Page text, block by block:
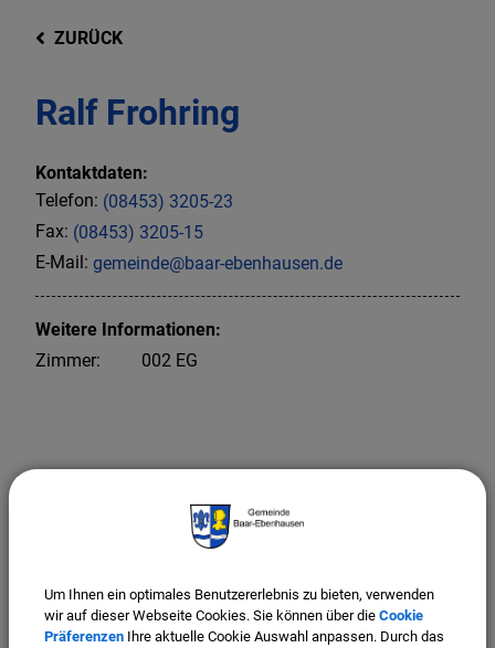
ZURÜCK
Ralf Frohring
Kontaktdaten:
Telefon: (08453) 3205-23
Fax: (08453) 3205-15
E-Mail: gemeinde@baar-ebenhausen.de
Weitere Informationen:
Zimmer:
002 EG
Einwohnermeldeamt
Um Ihnen ein optimales Benutzererlebnis zu bieten, verwenden
wir auf dieser Webseite Cookies. Sie können über die Cookie
Präferenzen Ihre aktuelle Cookie Auswahl anpassen. Durch das